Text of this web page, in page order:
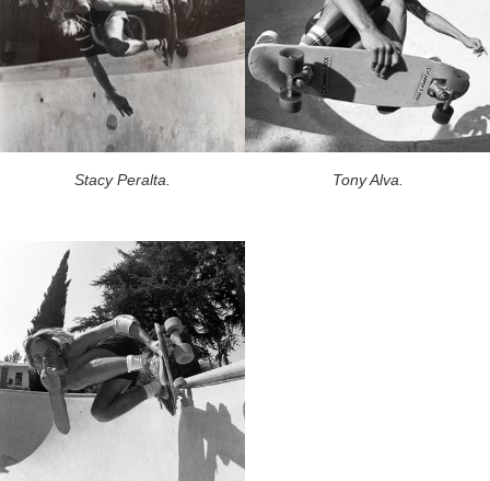
Stacy Peralta. Tony Alva.